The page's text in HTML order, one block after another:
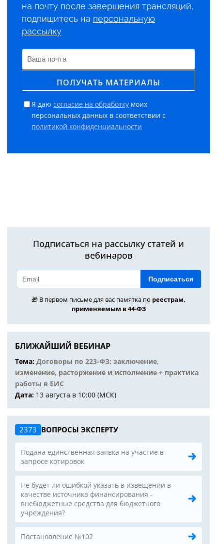
на почту после завершения трансляций,
подпишитесь на персональную
рассылку
Я даю согласие на обработку моих
персональных данных в соответствии с
политикой конфиденциальности
Подписаться на рассылку статей и
вебинаров
Подписаться
🎁 В первом письме для вас памятка по реестрам,
применяемым в 44-ФЗ
БЛИЖАЙШИЙ ВЕБИНАР
Тема: Договоры по 223-ФЗ: заключение,
изменение, расторжение и исполнение + практика
работы в ЕИС
Дата: 13 августа в 10:00 (МСК)
2373 ВОПРОСЫ ЭКСПЕРТУ
Подана единственная заявка на участие в
запросе котировок
Не будет ли ошибкой указать в извещении в
качестве источника финансирования -
внебюджетные средства для бюджетного
учреждения?
Постановление №102